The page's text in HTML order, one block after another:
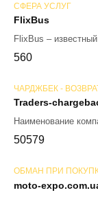
СФЕРА УСЛУГ
FlixBus
FlixBus –
560
ЧАРДЖБЕК -
Traders-
Наименование
50579
ОБМАН ПРИ
moto-